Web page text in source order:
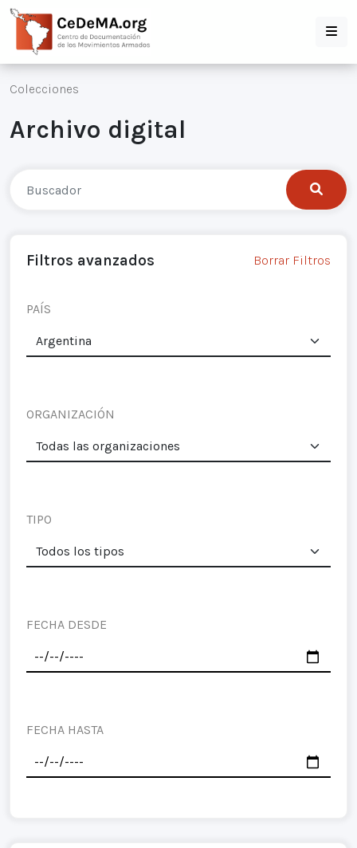
Colecciones
Archivo digital
Filtros avanzados Borrar Filtros
PAÍS
ORGANIZACIÓN
TIPO
FECHA DESDE
FECHA HASTA